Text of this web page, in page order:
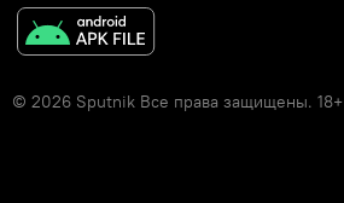
© 2026 Sputnik Все права защищены. 18+